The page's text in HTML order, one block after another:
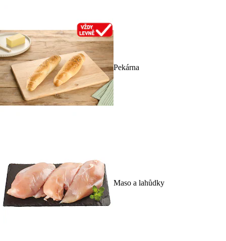
Pekárna
Maso a lahůdky